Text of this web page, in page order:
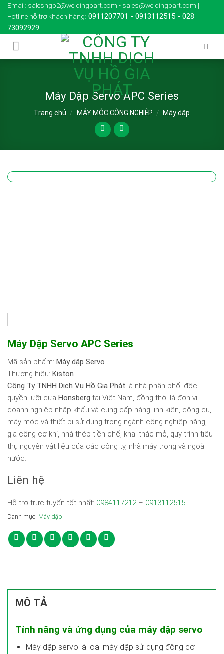
Skip
content
Email: saleshgp2@weldingpart.com - sales@weldingpart.com |
Hotline hỗ trợ khách hàng: 0911207701 - 0913112515 - 028
73092929
Máy Dập Servo APC Series
Trang chủ / MÁY MÓC CÔNG NGHIỆP / Máy dập
Máy Dập Servo APC Series
Mã sản phẩm: Máy dập Servo
Thương hiệu: Kiston
Công Ty TNHH Dịch Vụ Hồ Gia Phát là nhà phân phối độc
quyền lưỡi cưa Honsberg tại Việt Nam, đồng thời là đơn vị
doanh nghiệp nhập khẩu và cung cấp hàng linh kiện, công cụ,
máy móc và thiết bị sử dụng trong ngành công nghiệp nặng,
gia công cơ khí, nhà thép tiền chế, khai thác mỏ, quy trình tiêu
thụ nguyên vật liệu của các công ty, nhà máy trong và ngoài
nước.
Liên hệ
Hỗ trợ trực tuyến tốt nhất: 0984117212– 0913112515
Danh mục: Máy dập
MÔ TẢ
Tính năng và ứng dụng của máy dập servo
Máy dập servo là loại máy dập sử dụng động cơ